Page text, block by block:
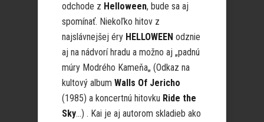
odchode z Helloween, bude sa aj
spomínať. Niekoľko hitov z
najslávnejšej éry HELLOWEEN odznie
aj na nádvorí hradu a možno aj „padnú
múry Modrého Kameňa„ (Odkaz na
kultový album Walls Of Jericho
(1985) a koncertnú hitovku Ride the
Sky…) . Kai je aj autorom skladieb ako